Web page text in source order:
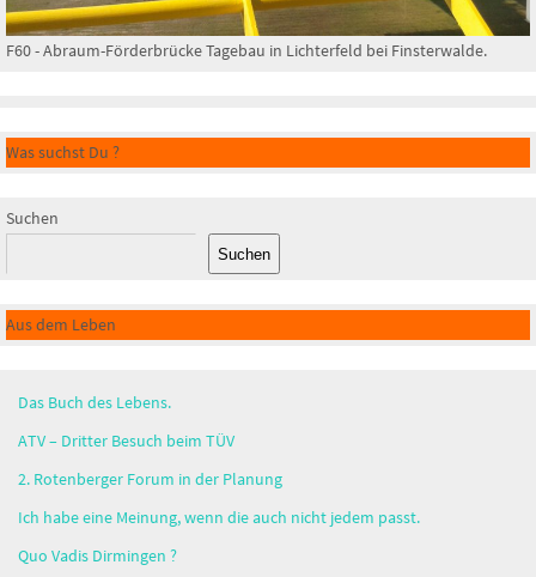
F60 - Abraum-Förderbrücke Tagebau in Lichterfeld bei Finsterwalde.
Was suchst Du ?
Suchen
Suchen
Aus dem Leben
Das Buch des Lebens.
ATV – Dritter Besuch beim TÜV
2. Rotenberger Forum in der Planung
Ich habe eine Meinung, wenn die auch nicht jedem passt.
Quo Vadis Dirmingen ?